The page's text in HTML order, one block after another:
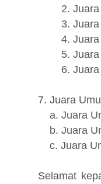
2. Juara 2
3. Juara 3
4. Juara
5. Juara
6. Juara
7. Juara
a. Juara
b. Juara
c. Juara
Selamat